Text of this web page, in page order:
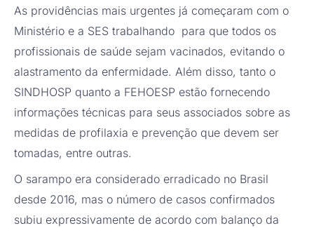
As providências mais urgentes já começaram com o
Ministério e a SES trabalhando para que todos os
profissionais de saúde sejam vacinados, evitando o
alastramento da enfermidade. Além disso, tanto o
SINDHOSP quanto a FEHOESP estão fornecendo
informações técnicas para seus associados sobre as
medidas de profilaxia e prevenção que devem ser
tomadas, entre outras.
O sarampo era considerado erradicado no Brasil
desde 2016, mas o número de casos confirmados
subiu expressivamente de acordo com balanço da